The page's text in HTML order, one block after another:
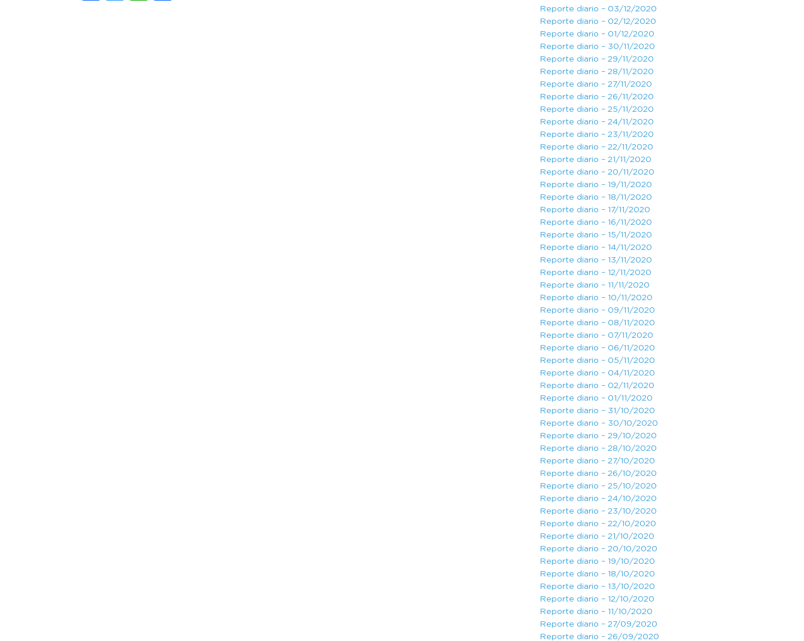
Reporte diario – 03/12/2020
Reporte diario – 02/12/2020
Reporte diario – 01/12/2020
Reporte diario – 30/11/2020
Reporte diario – 29/11/2020
Reporte diario – 28/11/2020
Reporte diario – 27/11/2020
Reporte diario – 26/11/2020
Reporte diario – 25/11/2020
Reporte diario – 24/11/2020
Reporte diario – 23/11/2020
Reporte diario – 22/11/2020
Reporte diario – 21/11/2020
Reporte diario – 20/11/2020
Reporte diario – 19/11/2020
Reporte diario – 18/11/2020
Reporte diario – 17/11/2020
Reporte diario – 16/11/2020
Reporte diario – 15/11/2020
Reporte diario – 14/11/2020
Reporte diario – 13/11/2020
Reporte diario – 12/11/2020
Reporte diario – 11/11/2020
Reporte diario – 10/11/2020
Reporte diario – 09/11/2020
Reporte diario – 08/11/2020
Reporte diario – 07/11/2020
Reporte diario – 06/11/2020
Reporte diario – 05/11/2020
Reporte diario – 04/11/2020
Reporte diario – 02/11/2020
Reporte diario – 01/11/2020
Reporte diario – 31/10/2020
Reporte diario – 30/10/2020
Reporte diario – 29/10/2020
Reporte diario – 28/10/2020
Reporte diario – 27/10/2020
Reporte diario – 26/10/2020
Reporte diario – 25/10/2020
Reporte diario – 24/10/2020
Reporte diario – 23/10/2020
Reporte diario – 22/10/2020
Reporte diario – 21/10/2020
Reporte diario – 20/10/2020
Reporte diario – 19/10/2020
Reporte diario – 18/10/2020
Reporte diario – 13/10/2020
Reporte diario – 12/10/2020
Reporte diario – 11/10/2020
Reporte diario – 27/09/2020
Reporte diario – 26/09/2020